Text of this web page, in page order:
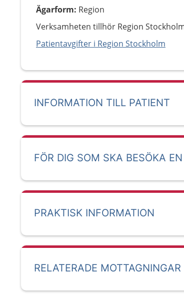
Ägarform: Region
Verksamheten tillhör Region
Patientavgifter i Region Stockholm
INFORMATION TILL PATIENT
FÖR DIG SOM SKA BESÖKA
PRAKTISK INFORMATION
RELATERADE MOTTAGNINGAR